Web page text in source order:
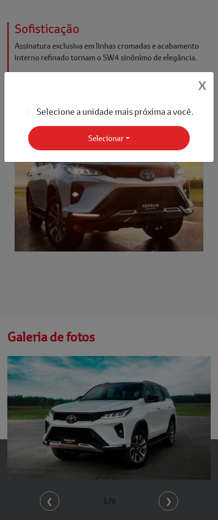
Sofisticação
Assinatura exclusiva em linhas cromadas e acabamento
interno refinado tornam o SW4 sinônimo de elegância.
Galeria de fotos
❮ 1/9 ❯
X
Selecione a unidade mais próxima a você.
Selecionar